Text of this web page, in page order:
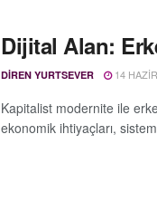
Dijital Alan:
DIREN YURTSEVER 14
Kapitalist modernite ile
ekonomik ihtiyaçları,